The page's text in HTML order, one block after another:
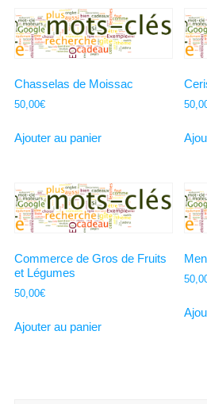
Chasselas de Moissac
50,00€
Ajouter au panier
Commerce de Gros de Fruits
et Légumes
50,00€
Ajouter au panier